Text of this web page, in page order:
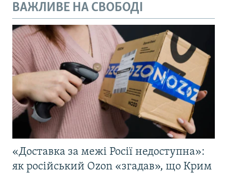
ВАЖЛИВЕ НА СВОБОДІ
«Доставка за межі Росії недоступна»:
як російський Ozon «згадав», що Крим